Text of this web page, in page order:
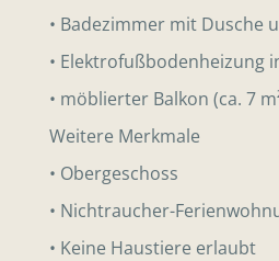
• Badezimmer mit Dusche
• Elektrofußbodenheizung
• möblierter Balkon (ca. 7
Weitere Merkmale
• Obergeschoss
• Nichtraucher-
• Keine Haustiere erlaubt